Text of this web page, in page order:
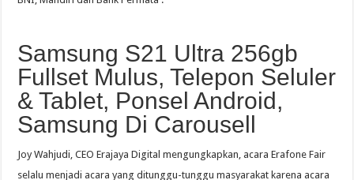
Samsung S21 Ultra 256gb
Fullset Mulus, Telepon Seluler
& Tablet, Ponsel Android,
Samsung Di Carousell
Joy Wahjudi, CEO Erajaya Digital mengungkapkan, acara Erafone Fair
selalu menjadi acara yang ditunggu-tunggu masyarakat karena acara